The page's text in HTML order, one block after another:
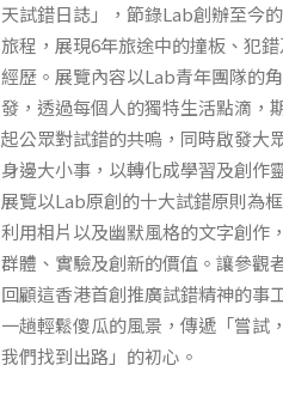
天試錯日誌」，節錄Lab創辦至今
旅程，展現6年旅途中的撞板、犯
經歷。展覽內容以Lab青年團隊的
發，透過每個人的獨特生活點滴，
起公眾對試錯的共嗚，同時啟發大
身邊大小事，以轉化成學習及創作
展覽以Lab原創的十大試錯原則為框
利用相片以及幽默風格的文字創作
群體、實驗及創新的價值。讓參觀
回顧這香港首創推廣試錯精神的事
一趟輕鬆傻瓜的風景，傳遞「嘗試
我們找到出路」的初心。